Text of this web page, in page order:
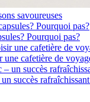
savoureuses
Pourquoi pas?
une cafetière de
succès